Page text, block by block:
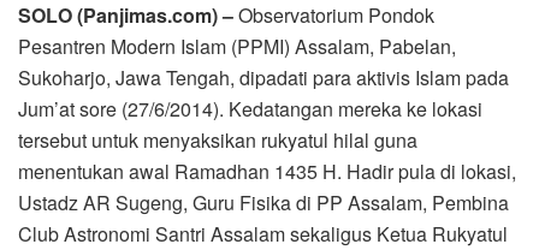
SOLO (Panjimas.com) –Observatorium Pondok
Pesantren Modern Islam (PPMI) Assalam, Pabelan,
Sukoharjo, Jawa Tengah, dipadati para aktivis Islam pada
Jum’at sore (27/6/2014). Kedatangan mereka ke lokasi
tersebut untuk menyaksikan rukyatul hilal guna
menentukan awal Ramadhan 1435 H. Hadir pula di lokasi,
Ustadz AR Sugeng, Guru Fisika di PP Assalam, Pembina
Club Astronomi Santri Assalam sekaligus Ketua Rukyatul